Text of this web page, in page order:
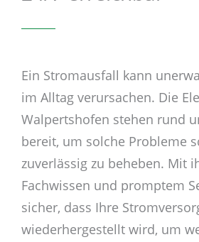
Ein Stromausfall kann
im Alltag verursachen. Die
Walpertshofen stehen rund
bereit, um solche Probleme
zuverlässig zu beheben. Mit
Fachwissen und promptem
sicher, dass Ihre
wiederhergestellt wird, um